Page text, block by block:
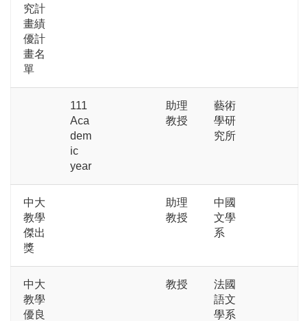
究計
畫績
優計
畫名
單
111
Aca
dem
ic
year
助理
教授
藝術
學研
究所
中大
教學
傑出
獎
助理
教授
中國
文學
系
中大
教學
優良
教授
法國
語文
學系